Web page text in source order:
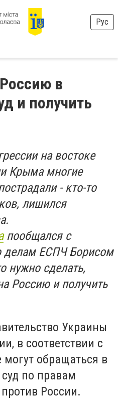
Рус
в
и получить
на востоке
Крыма многие
- кто-то
лишился
пообщался с
делам ЕСПЧ Борисом
нужно сделать,
Россию и получить
Украины
в соответствии с
обращаться в
по правам
России.